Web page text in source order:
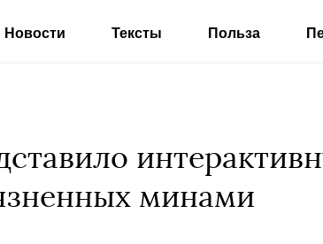
Новости Тексты Польза
минами